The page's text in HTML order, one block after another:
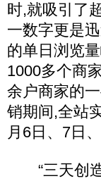
时,就吸引了
一数字更是
的单日浏览
1000多个商
余户商家的
销期间,全站
月6日、7日
“三天创造